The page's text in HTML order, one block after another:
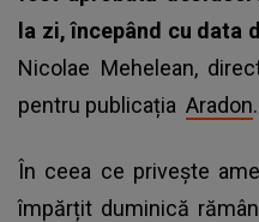
la zi, începând cu data
Nicolae Mehelean,
pentru publicația Aradon.
În ceea ce privește
împărțit duminică